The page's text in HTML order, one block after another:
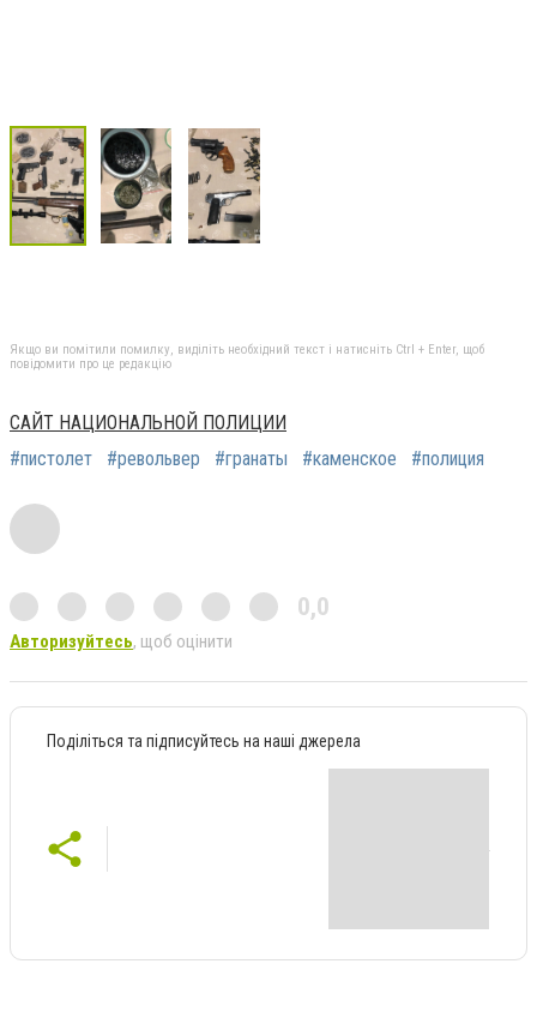
Якщо ви помітили помилку, виділіть необхідний текст і натисніть Ctrl + Enter, щоб
повідомити про це редакцію
САЙТ НАЦИОНАЛЬНОЙ ПОЛИЦИИ
#пистолет
#револьвер #гранаты #каменское #полиция
0,0
Авторизуйтесь, щоб оцінити
Поділіться та підписуйтесь на наші джерела